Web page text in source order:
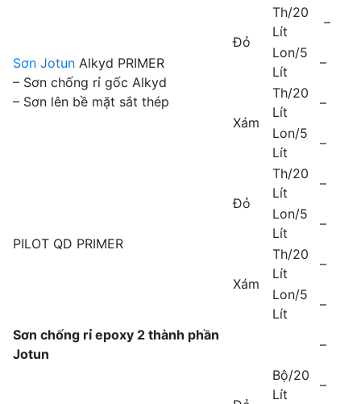
Sơn Jotun Alkyd PRIMER
– Sơn chống rỉ gốc Alkyd
– Sơn lên bề mặt sắt thép
Đỏ
Th/20
Lít
–
Lon/5
Lít
–
Xám
Th/20
Lít
–
Lon/5
Lít
–
PILOT QD PRIMER
Đỏ
Th/20
Lít
–
Lon/5
Lít
–
Xám
Th/20
Lít
–
Lon/5
Lít
–
Sơn chống rỉ epoxy 2 thành phần
Jotun
–
Bộ/20
Lít
–